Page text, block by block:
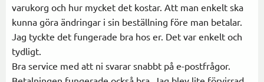
varukorg och hur mycket det kostar. Att man enkelt ska
kunna göra ändringar i sin beställning före man betalar.
Jag tyckte det fungerade bra hos er. Det var enkelt och
tydligt.
Bra service med att ni svarar snabbt på e-postfrågor.